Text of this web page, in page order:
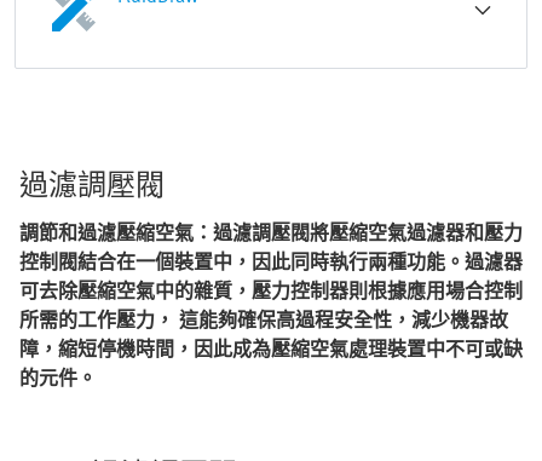
過濾調壓閥
調節和過濾壓縮空氣：過濾調壓閥將壓縮空氣過濾器和壓力
控制閥結合在一個裝置中，因此同時執行兩種功能。過濾器
可去除壓縮空氣中的雜質，壓力控制器則根據應用場合控制
所需的工作壓力， 這能夠確保高過程安全性，減少機器故
障，縮短停機時間，因此成為壓縮空氣處理裝置中不可或缺
的元件。